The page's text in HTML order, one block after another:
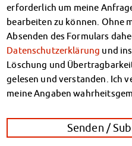
erforderlich um meine
bearbeiten zu können. Ohne
Absenden des Formulars
Datenschutzerklärung und
Löschung und
gelesen und verstanden. Ich
meine Angaben